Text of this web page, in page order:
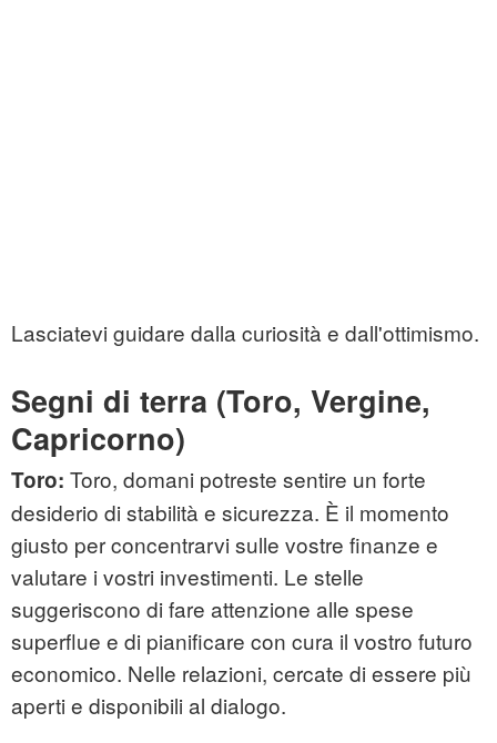
Lasciatevi guidare dalla curiosità e dall'ottimismo.
Segni di terra (Toro, Vergine,
Capricorno)
Toro: Toro, domani potreste sentire un forte
desiderio di stabilità e sicurezza. È il momento
giusto per concentrarvi sulle vostre finanze e
valutare i vostri investimenti. Le stelle
suggeriscono di fare attenzione alle spese
superflue e di pianificare con cura il vostro futuro
economico. Nelle relazioni, cercate di essere più
aperti e disponibili al dialogo.